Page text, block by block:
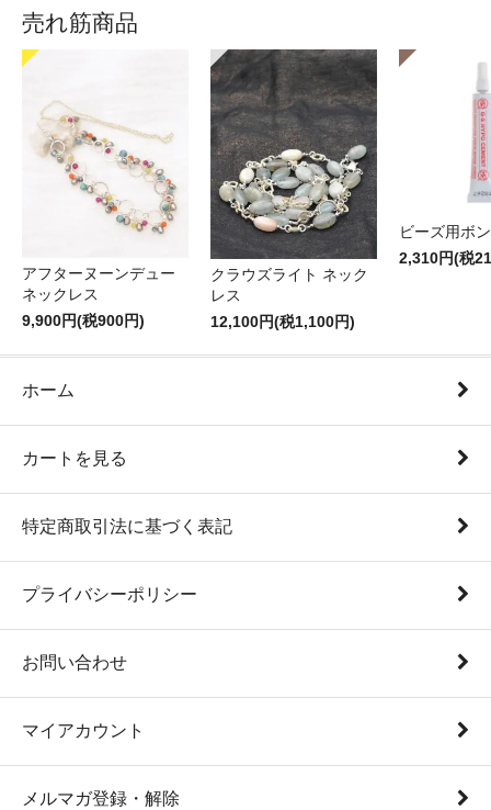
売れ筋商品
アフターヌーンデュー
ネックレス
9,900円(税900円)
クラウズライト ネック
レス
12,100円(税1,100円)
ビーズ用ボ
2,310円(税
ホーム
カートを見る
特定商取引法に基づく表記
プライバシーポリシー
お問い合わせ
マイアカウント
メルマガ登録・解除